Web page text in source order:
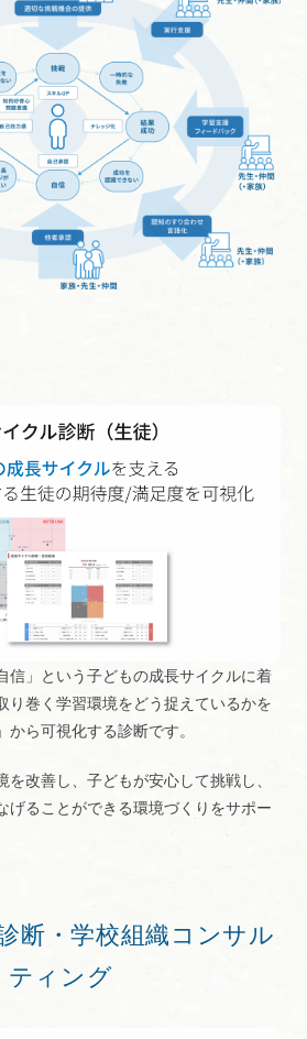
信」という子どもの成長サイクルに着
り巻く学習環境をどう捉えているかを
から可視化する診断です。
を改善し、子どもが安心して挑戦し、
げることができる環境づくりをサポー
断・学校組織コンサル
ティング